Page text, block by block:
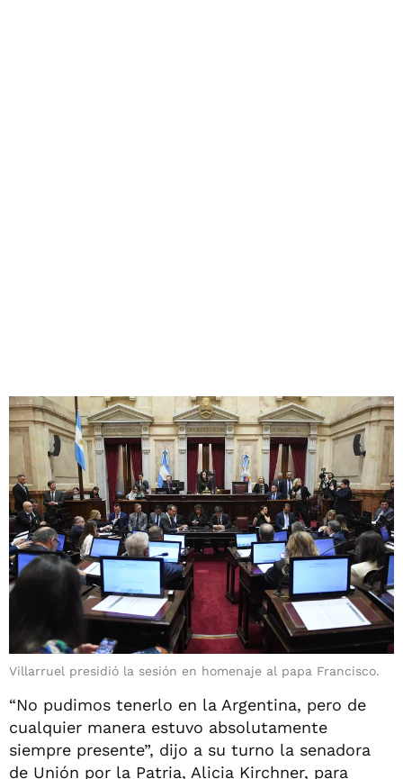
Villarruel presidió la sesión en homenaje al papa Francisco.
“No pudimos tenerlo en la Argentina, pero de
cualquier manera estuvo absolutamente
siempre presente”, dijo a su turno la senadora
de Unión por la Patria, Alicia Kirchner, para